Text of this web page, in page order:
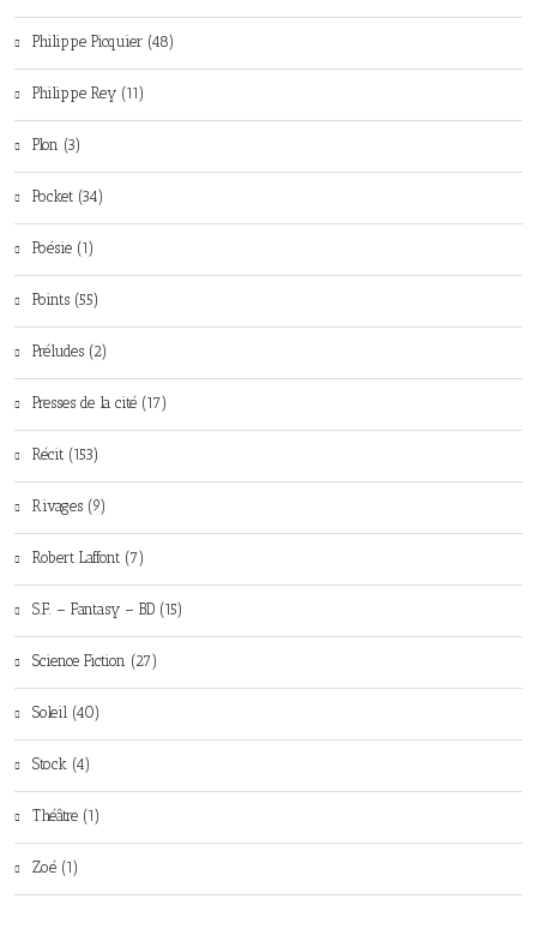
Philippe Picquier (48)
Philippe Rey (11)
Plon (3)
Pocket (34)
Poésie (1)
Points (55)
Préludes (2)
Presses de la cité (17)
Récit (153)
Rivages (9)
Robert Laffont (7)
S.F. – Fantasy – BD (15)
Science Fiction (27)
Soleil (40)
Stock (4)
Théâtre (1)
Zoé (1)